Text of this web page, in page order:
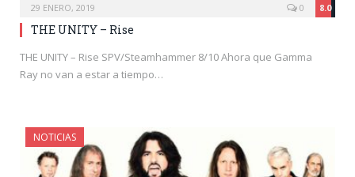
29 ENERO, 2019 8.0
0
THE UNITY – Rise
THE UNITY – Rise SPV/Steamhammer 8/10 Ahora que Gamma
Ray no van a estar a tiempo…
NOTICIAS